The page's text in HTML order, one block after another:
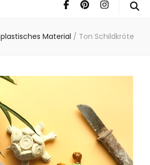
plastisches Material / Ton Schildkröte